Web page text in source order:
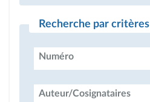
Recherche par critères
Numéro
Auteur/Cosignataires